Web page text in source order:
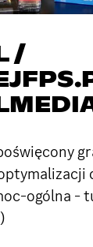
/
ogólna -